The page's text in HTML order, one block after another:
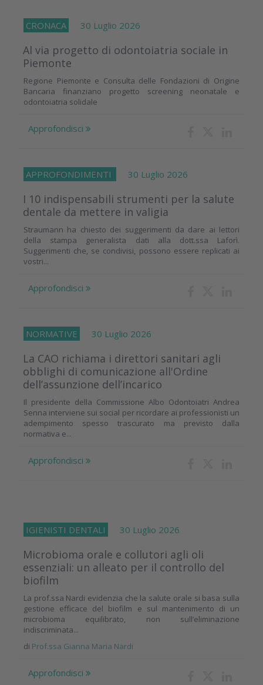
CRONACA 30 Luglio 2026
Al via progetto di odontoiatria sociale in
Piemonte
Regione Piemonte e Consulta delle Fondazioni di Origine
Bancaria finanziano progetto screening neonatale e
odontoiatria solidale
Approfondisci
APPROFONDIMENTI 30 Luglio 2026
I 10 indispensabili strumenti per la salute
dentale da mettere in valigia
Straumann ha chiesto dei suggerimenti da dare ai lettori
della stampa generalista dati alla dott.ssa Laforì.
Suggerimenti che, se condivisi, possono essere replicati ai
vostri...
Approfondisci
NORMATIVE 30 Luglio 2026
La CAO richiama i direttori sanitari agli
obblighi di comunicazione all'Ordine
dell’assunzione dell’incarico
Il presidente della Commissione Albo Odontoiatri Andrea
Senna interviene sui social per ricordare ai professionisti un
adempimento spesso trascurato ma previsto dalla
normativa e...
Approfondisci
IGIENISTI DENTALI 30 Luglio 2026
Microbioma orale e collutori agli oli
essenziali: un alleato per il controllo del
biofilm
La prof.ssa Nardi evidenzia che la salute orale si basa sulla
gestione efficace del biofilm e sul mantenimento di un
microbioma equilibrato, non sull’eliminazione
indiscriminata...
di Prof.ssa Gianna Maria Nardi
Approfondisci